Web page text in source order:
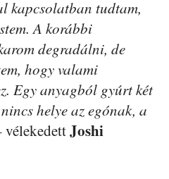
kapcsolatban tudtam,
A korábbi
degradálni, de
hogy valami
Egy anyagból gyúrt két
helye az egónak, a
vélekedettJoshi